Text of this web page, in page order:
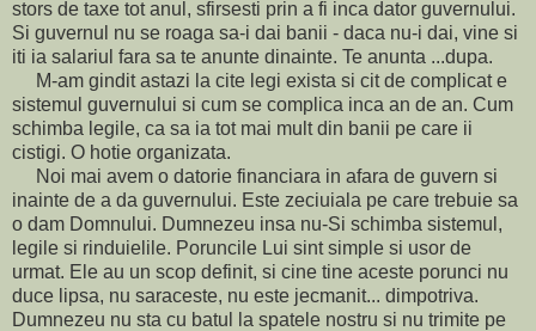
stors de taxe tot anul, sfirsesti prin a fi inca dator guvernului.
Si guvernul nu se roaga sa-i dai banii - daca nu-i dai, vine si
iti ia salariul fara sa te anunte dinainte. Te anunta ...dupa.
M-am gindit astazi la cite legi exista si cit de complicat e
sistemul guvernului si cum se complica inca an de an. Cum
schimba legile, ca sa ia tot mai mult din banii pe care ii
cistigi. O hotie organizata.
Noi mai avem o datorie financiara in afara de guvern si
inainte de a da guvernului. Este zeciuiala pe care trebuie sa
o dam Domnului. Dumnezeu insa nu-Si schimba sistemul,
legile si rinduielile. Poruncile Lui sint simple si usor de
urmat. Ele au un scop definit, si cine tine aceste porunci nu
duce lipsa, nu saraceste, nu este jecmanit... dimpotriva.
Dumnezeu nu sta cu batul la spatele nostru si nu trimite pe